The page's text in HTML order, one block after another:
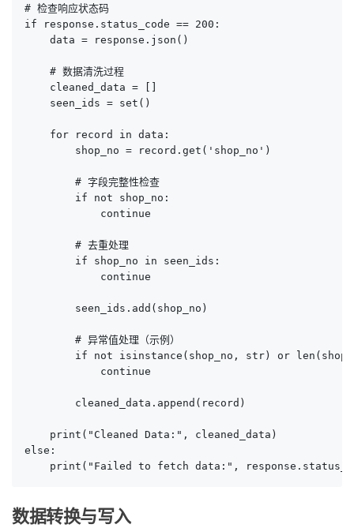
# 检查响应状态码
if response.status_code == 200:
    data = response.json()
    # 数据清洗过程
    cleaned_data = []
    seen_ids = set()
    for record in data:
        shop_no = record.get('shop_no')
        # 字段完整性检查
        if not shop_no:
            continue
        # 去重处理
        if shop_no in seen_ids:
            continue
        seen_ids.add(shop_no)
        # 异常值处理（示例）
if not isinstance(shop_no, str) or
            continue
        cleaned_data.append(record)
    print("Cleaned Data:", cleaned_data)
else:
print("Failed to fetch data:",
数据转换与写入